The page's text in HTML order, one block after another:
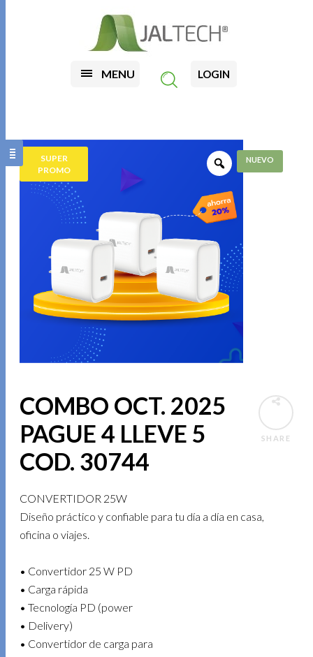
MENU LOGIN
SUPER
PROMO
SHARE
COMBO OCT. 2025
PAGUE 4 LLEVE 5
COD. 30744
CONVERTIDOR 25W
Diseño práctico y confiable para tu día a día en casa,
oficina o viajes.
• Convertidor 25 W PD
• Carga rápida
• Tecnología PD (power
• Delivery)
• Convertidor de carga para